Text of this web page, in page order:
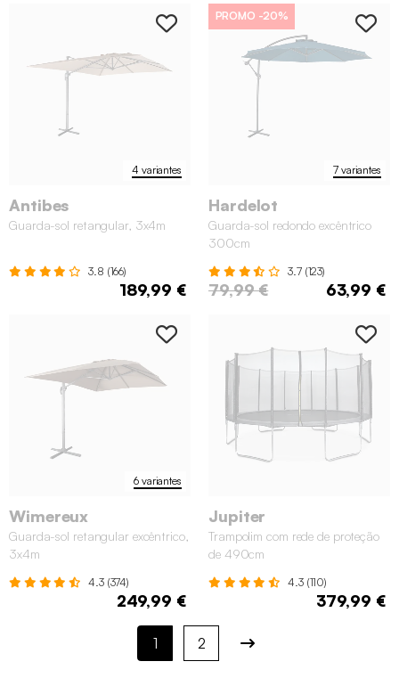
4 variantes
Antibes
Guarda-sol retangular, 3x4m
3.8 (166)
189,99 €
7 variantes
PROMO -20%
Hardelot
Guarda-sol redondo excêntrico
300cm
3.7 (123)
79,99 € 63,99 €
6 variantes
Wimereux
Guarda-sol retangular excêntrico,
3x4m
4.3 (374)
249,99 €
Jupiter
Trampolim com rede de proteção
de 490cm
4.3 (110)
379,99 €
1 2